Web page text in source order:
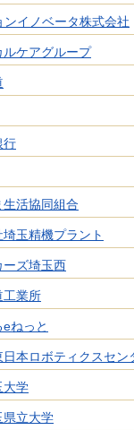
ンイノベータ株式会社
ルケアグループ
行
生活協同組合
玉精機プラント
ーズ埼玉西
工業所
ねっと
本ロボティクスセン
大学
県立大学